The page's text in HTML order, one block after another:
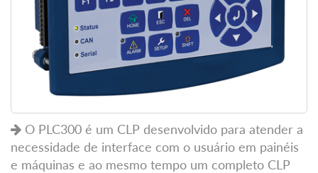
O PLC300 é um CLP desenvolvido para atender a
necessidade de interface com o usuário em painéis
e máquinas e ao mesmo tempo um completo CLP